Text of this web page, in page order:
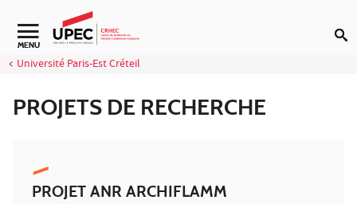
Aller au contenu
Navigation secondaire
MENU
Université Paris-Est Créteil
PROJETS DE RECHERCHE
PROJET ANR ARCHIFLAMM